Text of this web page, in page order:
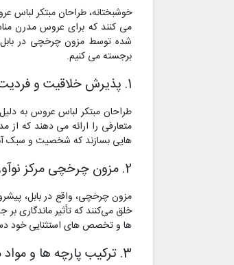
خوشبختانه، طراحان مبتکر لباس
می کنند که برای عروس مدرن
شده توسط مزون چرخچی در
برجسته می کنیم.
1. پذیرش خلاقیت و فردیت:
طراحان مبتکر لباس عروس به
متعارفی را ارائه می دهند که
هایی بسازند که شخصیت و سبک
2. مزون چرخچی مرکز نوآوری در استان مازندران و شهر بابل:
مزون چرخچی، واقع در بابل،
خلق می‌کنند که تأثیر ماندگاری
ها و تخصص های استثنایی خود
3. ترکیب پارچه ها و مواد منحصر به فرد: